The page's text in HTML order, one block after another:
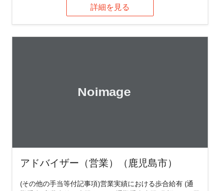
詳細を見る
アドバイザー（営業）（鹿児島市）
(その他の手当等付記事項)営業実績における歩合給有 (通